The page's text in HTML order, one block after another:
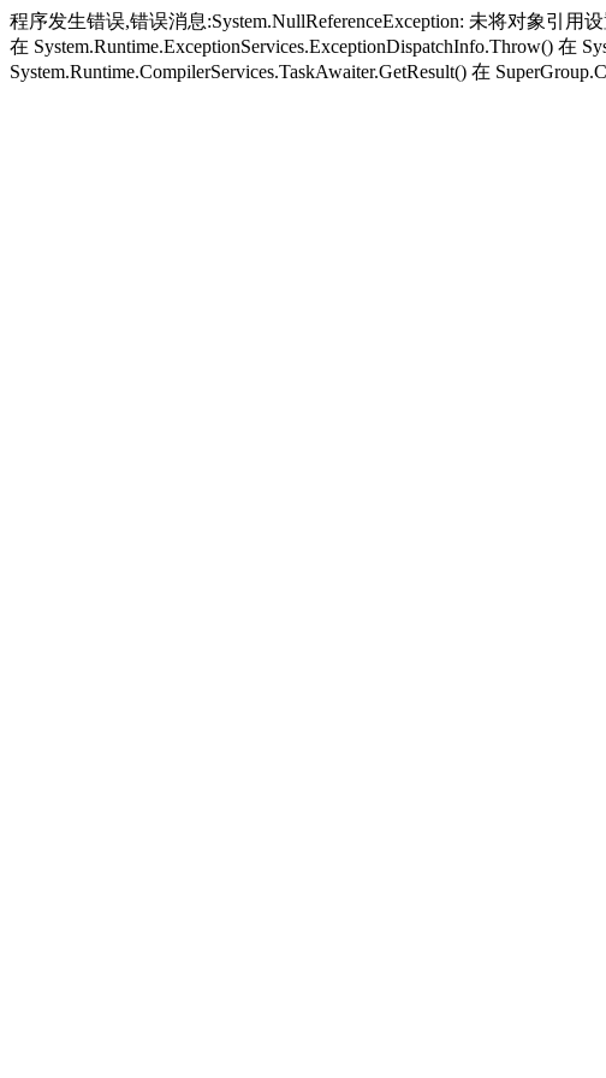
程序发生错误,错误消息:System.NullReferenceException: 未将对象引用
在 System.Runtime.ExceptionServices.ExceptionDispatchInfo.Throw() 在
System.Runtime.CompilerServices.TaskAwaiter.GetResult() 在